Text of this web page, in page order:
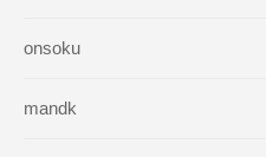
onsoku
mandk